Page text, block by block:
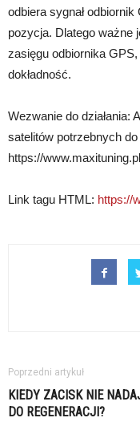
odbiera sygnał
pozycja. Dlatego ważne
zasięgu odbiornika
dokładność.
Wezwanie do działania:
satelitów potrzebnych
https://
Link tagu HTML: https://
Poprzedni artykuł
KIEDY ZACISK NIE
DO REGENERACJI?